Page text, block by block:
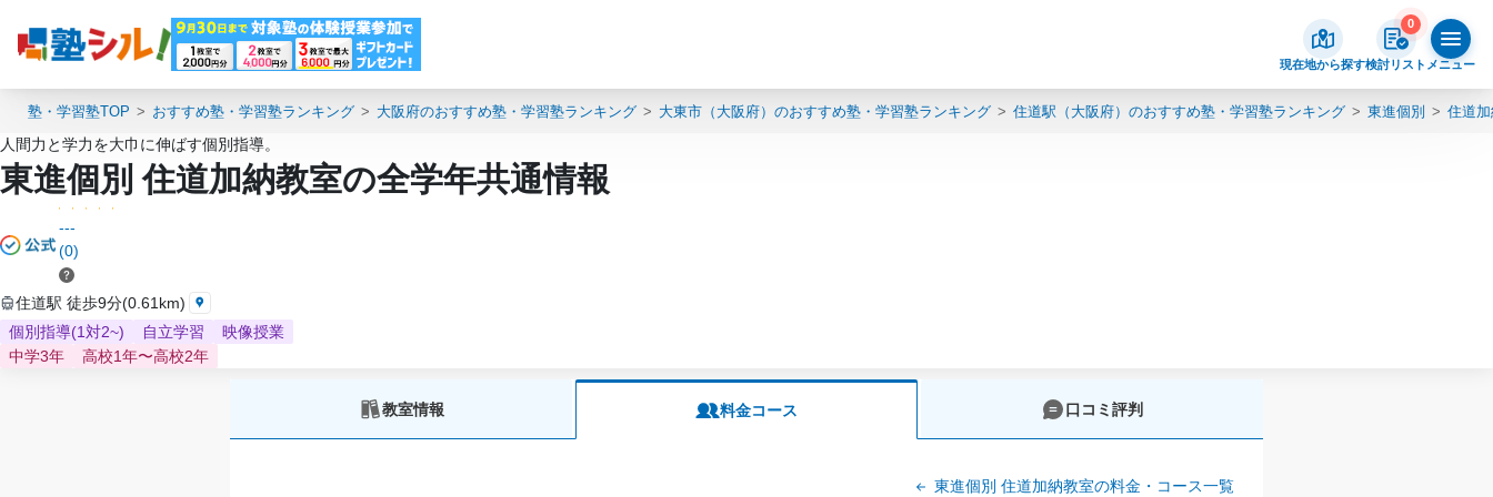
現在地から探す
0
検討リスト メニュー
塾・学習塾TOP おすすめ塾・学習塾ランキング 大阪府のおすすめ塾・学習塾ランキング 大東市（大阪府）のおすすめ塾・学習塾ランキング 住道駅（大阪府）のおすすめ塾・学習塾ランキング 東進個別 住道
人間力と学力を大巾に伸ばす個別指導。
東進個別 住道加納教室の全学年共通情報
---
(0)
住道駅 徒歩9分(0.61km)
個別指導(1対2~)
自立学習
映像授業
中学3年
高校1年〜高校2年
教室情報 料金コース 口コミ評判
東進個別 住道加納教室の料金・コース一覧